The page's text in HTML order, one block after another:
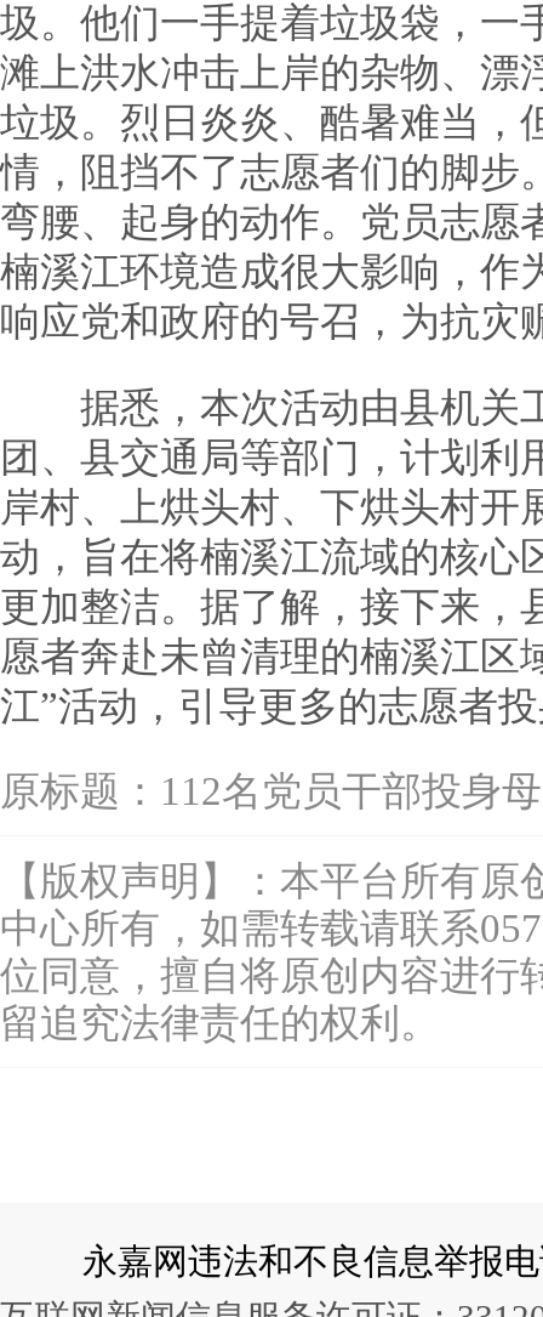
圾。他们一手提着垃圾袋，一
滩上洪水冲击上岸的杂物、漂
垃圾。烈日炎炎、酷暑难当，
情，阻挡不了志愿者们的脚步
弯腰、起身的动作。党员志愿
楠溪江环境造成很大影响，作
响应党和政府的号召，为抗灾
据悉，本次活动由县机关
团、县交通局等部门，计划利
岸村、上烘头村、下烘头村开
动，旨在将楠溪江流域的核心
更加整洁。据了解，接下来，
愿者奔赴未曾清理的楠溪江区
江”活动，引导更多的志愿者
原标题： 112名党员干部投身
【版权声明】：本平台所有
中心所有，如需转载请联系
位同意，擅自将原创内容进行
留追究法律责任的权利。
永嘉网违法和不良信息举报